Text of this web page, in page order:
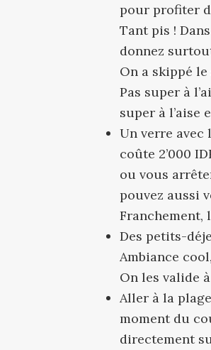
pour profiter
Tant pis !
donnez
On a skippé
Pas super à
super à l’aise
Un verre avec
coûte 2’000
ou vous
pouvez aussi
Franchement,
Des petits-
Ambiance
On les valide
Aller à la
moment du
directement